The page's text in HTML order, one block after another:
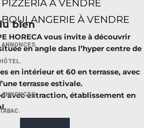
PIZZERIA À VENDRE
BOULANGERIE À VENDRE
ANNONCES.
ANNONCES.
bien
HORECA vous invite à découvrir
en angle dans l’hyper centre de
en intérieur et 60 en terrasse, avec
terrasse estivale.
avec extraction, établissement en